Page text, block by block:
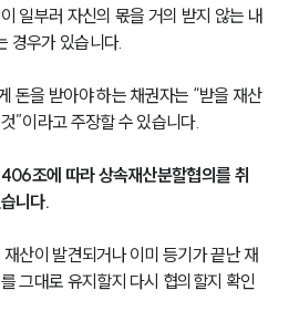
일부러 자신의 몫을 거의 받지 않는 내
경우가 있습니다.
돈을 받아야 하는 채권자는 “받을 재산
”이라고 주장할 수 있습니다.
조에 따라 상속재산분할협의를 취
니다.
산이 발견되거나 이미 등기가 끝난 재
그대로 유지할지 다시 협의할지 확인